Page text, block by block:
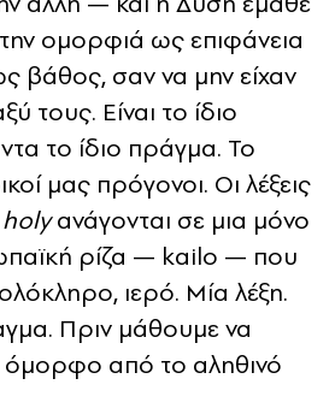
την ομορφιά ως επιφάνεια
βάθος, σαν να μην είχαν
τους. Είναι το ίδιο
το ίδιο πράγμα. Το
μας πρόγονοι. Οι λέξεις
holyανάγονται σε μια μόνο
ρίζα — kailo — που
ιερό. Μία λέξη.
Πριν μάθουμε να
όμορφο από το αληθινό